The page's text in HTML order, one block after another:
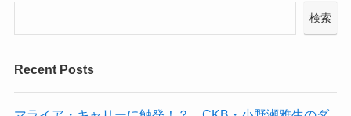
検索
Recent Posts